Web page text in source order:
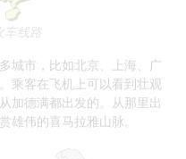
车线路
城市，比如北京、上海、广
乘客在飞机上可以看到壮观
加德满都出发的。从那里出
雄伟的喜马拉雅山脉。